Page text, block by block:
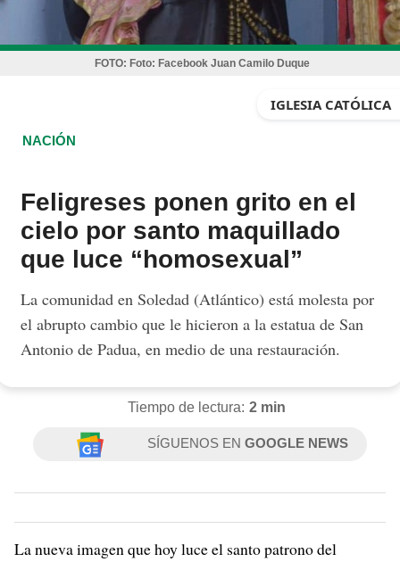
FOTO: Foto: Facebook Juan Camilo Duque
IGLESIA CATÓLICA
NACIÓN
Feligreses ponen grito en el
cielo por santo maquillado
que luce “homosexual”
La comunidad en Soledad (Atlántico) está molesta por
el abrupto cambio que le hicieron a la estatua de San
Antonio de Padua, en medio de una restauración.
Tiempo de lectura: 2 min
SÍGUENOS ENGOOGLE NEWS
La nueva imagen que hoy luce el santo patrono del